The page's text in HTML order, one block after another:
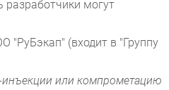
разработчики могут
"РуБэкап" (входит в "Группу
инъекции или компрометацию